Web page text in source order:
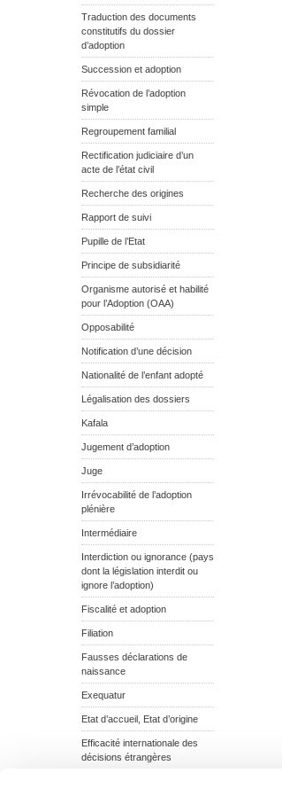
Traduction des documents
constitutifs du dossier
d’adoption
Succession et adoption
Révocation de l’adoption
simple
Regroupement familial
Rectification judiciaire d’un
acte de l’état civil
Recherche des origines
Rapport de suivi
Pupille de l’Etat
Principe de subsidiarité
Organisme autorisé et habilité
pour l’Adoption (OAA)
Opposabilité
Notification d’une décision
Nationalité de l’enfant adopté
Légalisation des dossiers
Kafala
Jugement d’adoption
Juge
Irrévocabilité de l’adoption
plénière
Intermédiaire
Interdiction ou ignorance (pays
dont la législation interdit ou
ignore l’adoption)
Fiscalité et adoption
Filiation
Fausses déclarations de
naissance
Exequatur
Etat d’accueil, Etat d’origine
Efficacité internationale des
décisions étrangères